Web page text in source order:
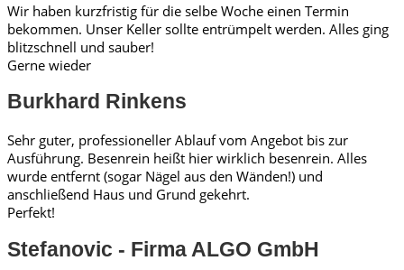
Wir haben kurzfristig für die selbe Woche einen Termin
bekommen. Unser Keller sollte entrümpelt werden. Alles ging
blitzschnell und sauber!
Gerne wieder
Burkhard Rinkens
Sehr guter, professioneller Ablauf vom Angebot bis zur
Ausführung. Besenrein heißt hier wirklich besenrein. Alles
wurde entfernt (sogar Nägel aus den Wänden!) und
anschließend Haus und Grund gekehrt.
Perfekt!
Stefanovic - Firma ALGO GmbH